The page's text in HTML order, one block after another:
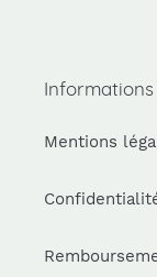
Mentions